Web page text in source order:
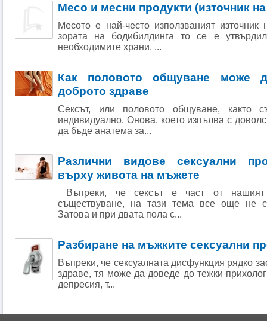
Месо и месни продукти (източник
Месото е най-често използваният
зората на бодибилдинга то се е
необходимите храни. ...
Как половото общуване може
доброто здраве
Сексът, или половото общуване, както
индивидуално. Онова, което изпълва с
да бъде анатема за...
Различни видове сексуални
върху живота на мъжете
Въпреки, че сексът е част от
съществуване, на тази тема все още не
Затова и при двата пола с...
Разбиране на мъжките сексуални
Въпреки, че сексуалната дисфункция рядко
здраве, тя може да доведе до тежки
депресия, т...